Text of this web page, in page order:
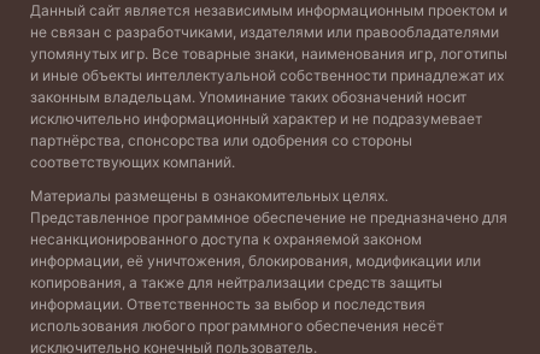
Данный сайт является независимым информационным проектом и
не связан с разработчиками, издателями или правообладателями
упомянутых игр. Все товарные знаки, наименования игр, логотипы
и иные объекты интеллектуальной собственности принадлежат их
законным владельцам. Упоминание таких обозначений носит
исключительно информационный характер и не подразумевает
партнёрства, спонсорства или одобрения со стороны
соответствующих компаний.
Материалы размещены в ознакомительных целях.
Представленное программное обеспечение не предназначено для
несанкционированного доступа к охраняемой законом
информации, её уничтожения, блокирования, модификации или
копирования, а также для нейтрализации средств защиты
информации. Ответственность за выбор и последствия
использования любого программного обеспечения несёт
исключительно конечный пользователь.